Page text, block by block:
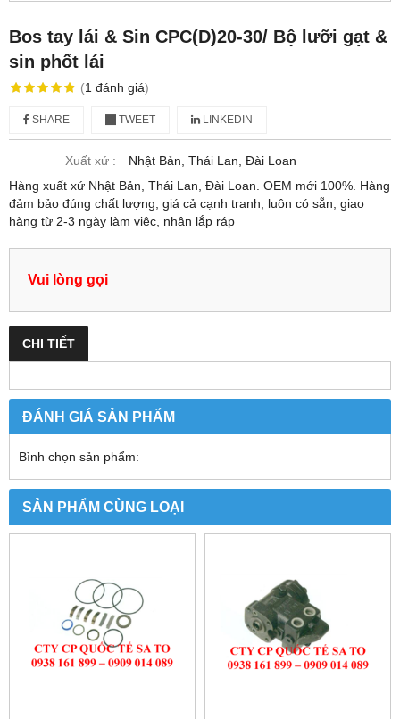
Bos tay lái & Sin CPC(D)20-30/ Bộ lưỡi gạt &
sin phốt lái
(1 đánh giá)
SHARE TWEET LINKEDIN
Xuất xứ :
Nhật Bản, Thái Lan, Đài Loan
Hàng xuất xứ Nhật Bản, Thái Lan, Đài Loan. OEM mới 100%. Hàng
đảm bảo đúng chất lượng, giá cả cạnh tranh, luôn có sẵn, giao
hàng từ 2-3 ngày làm việc, nhận lắp ráp
Vui lòng gọi
CHI TIẾT
ĐÁNH GIÁ SẢN PHẨM
Bình chọn sản phẩm:
SẢN PHẨM CÙNG LOẠI